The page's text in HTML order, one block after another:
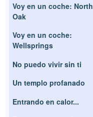
Voy en un coche: North
Oak
Voy en un coche:
Wellsprings
No puedo vivir sin ti
Un templo profanado
Entrando en calor...